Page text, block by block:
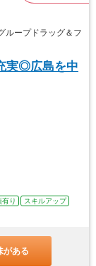
ループドラッグ＆フ
実◎広島を中
り
スキルアップ
がある